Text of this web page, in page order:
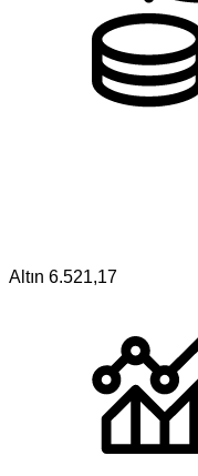
Altın 6.521,17